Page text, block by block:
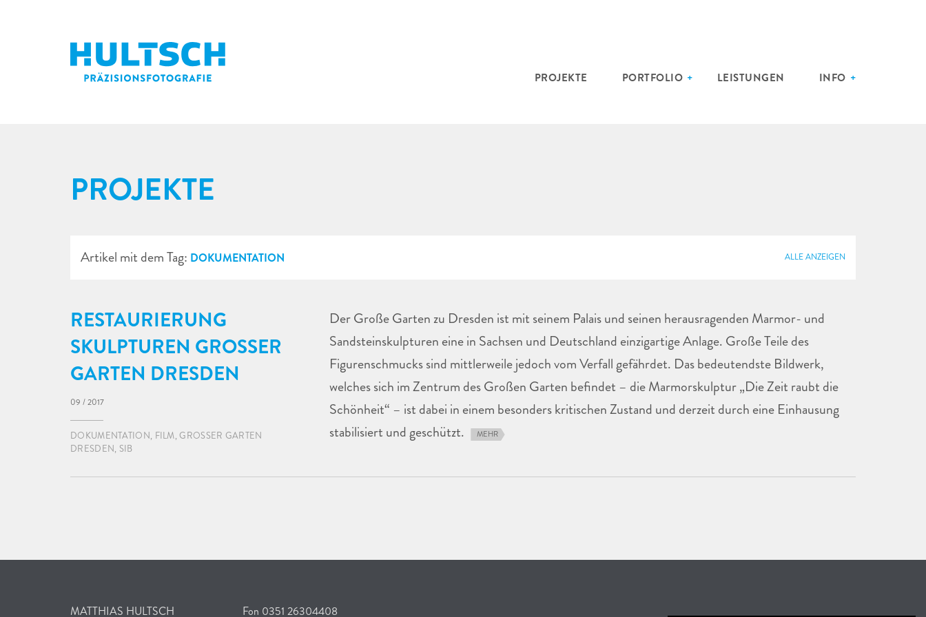
PROJEKTE PORTFOLIO LEISTUNGEN INFO
PROJEKTE
Artikel mit dem Tag: DOKUMENTATION ALLE ANZEIGEN
RESTAURIERUNG
SKULPTUREN GROSSER G
ARTEN DRESDEN
09 / 2017
DOKUMENTATION, FILM,GROSSER GARTEN D
RESDEN
, SIB
Der Große Garten zu Dresden ist mit seinem Palais und seinen herausragenden Marmor- und
Sandsteinskulpturen eine in Sachsen und Deutschland einzigartige Anlage. Große Teile des
Figurenschmucks sind mittlerweile jedoch vom Verfall gefährdet. Das bedeutendste Bildwerk,
welches sich im Zentrum des Großen Garten befindet – die Marmorskulptur „Die Zeit raubt die
Schönheit“ – ist dabei in einem besonders kritischen Zustand und derzeit durch eine Einhausung
stabilisiert und geschützt.
MEHR
MATTHIAS HULTSCH Fon 0351 26304408